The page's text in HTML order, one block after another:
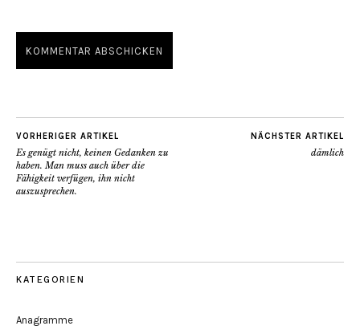
VORHERIGER ARTIKEL
Es genügt nicht, keinen Gedanken zu
haben. Man muss auch über die
Fähigkeit verfügen, ihn nicht
auszusprechen.
NÄCHSTER ARTIKEL
dämlich
KATEGORIEN
Anagramme